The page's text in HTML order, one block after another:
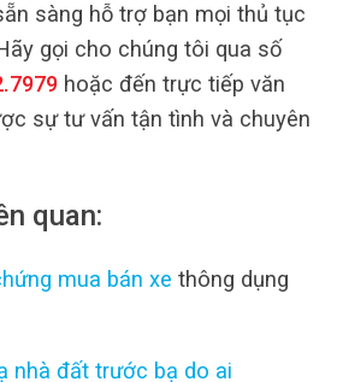
sàng hỗ trợ bạn mọi thủ tục
gọi cho chúng tôi qua số
hoặc đến trực tiếp văn
sự tư vấn tận tình và chuyên
quan:
mua bán xe thông dụng
nhà đất trước bạ do ai